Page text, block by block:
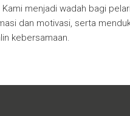
menjadi wadah bagi
dan motivasi, serta
kebersamaan.